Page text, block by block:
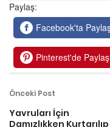
Paylaş:
Facebook'ta
Pinterest'de Paylaş
Önceki Post
Yavruları İçin
Damızlıkken Kurtarılıp